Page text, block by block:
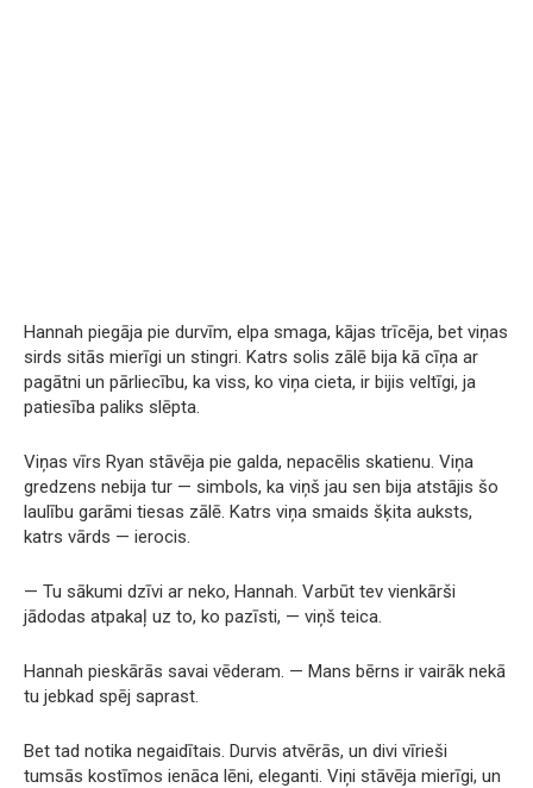
Hannah piegāja pie durvīm, elpa smaga, kājas trīcēja, bet viņas
sirds sitās mierīgi un stingri. Katrs solis zālē bija kā cīņa ar
pagātni un pārliecību, ka viss, ko viņa cieta, ir bijis veltīgi, ja
patiesība paliks slēpta.
Viņas vīrs Ryan stāvēja pie galda, nepacēlis skatienu. Viņa
gredzens nebija tur — simbols, ka viņš jau sen bija atstājis šo
laulību garāmi tiesas zālē. Katrs viņa smaids šķita auksts,
katrs vārds — ierocis.
— Tu sākumi dzīvi ar neko, Hannah. Varbūt tev vienkārši
jādodas atpakaļ uz to, ko pazīsti, — viņš teica.
Hannah pieskārās savai vēderam. — Mans bērns ir vairāk nekā
tu jebkad spēj saprast.
Bet tad notika negaidītais. Durvis atvērās, un divi vīrieši
tumsās kostīmos ienāca lēni, eleganti. Viņi stāvēja mierīgi, un